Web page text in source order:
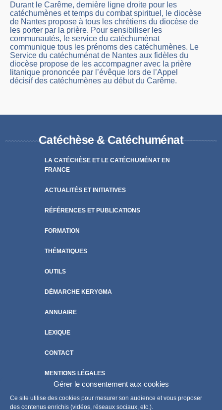
Gérer le consentement aux cookies
Ce site utilise des cookies pour mesurer son audience et vous proposer
des contenus enrichis (vidéos, réseaux sociaux, etc.).
Durant le Carême, dernière ligne droite pour les
catéchumènes et temps du combat spirituel, le diocèse
de Nantes propose à tous les chrétiens du diocèse de
les porter par la prière. Pour sensibiliser les
communautés, le service du catéchuménat
communique tous les prénoms des catéchumènes. Le
Service du catéchuménat de Nantes aux fidèles du
diocèse propose de les accompagner avec la prière
litanique prononcée par l’évêque lors de l’Appel
décisif des catéchumènes au début du Carême.
Catéchèse & Catéchuménat
LA CATÉCHÈSE ET LE CATÉCHUMÉNAT EN
FRANCE
ACTUALITÉS ET INITIATIVES
RÉFÉRENCES ET PUBLICATIONS
FORMATION
THÉMATIQUES
OUTILS
DÉMARCHE KERYGMA
ANNUAIRE
LEXIQUE
CONTACT
MENTIONS LÉGALES